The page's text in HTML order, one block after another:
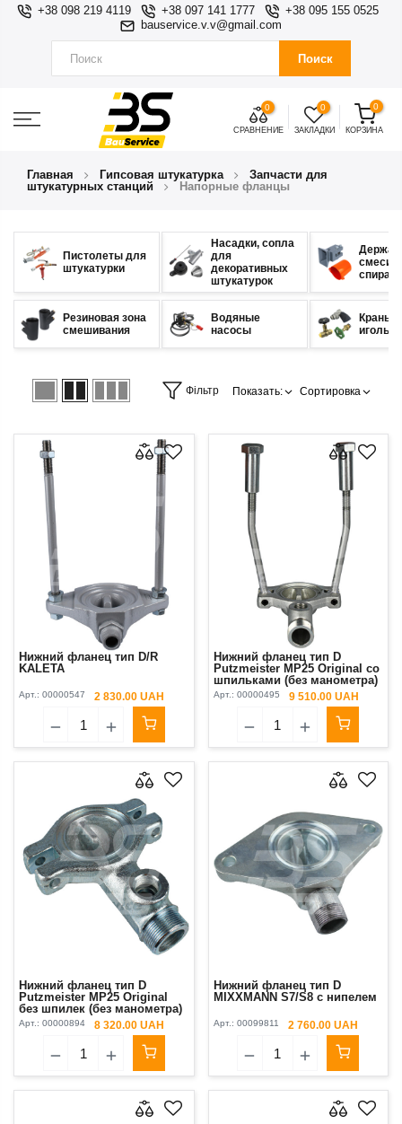
+38 098 219 4119 +38 097 141 1777
+38 095 155 0525
bauservice.v.v@gmail.com
Поиск
0
СРАВНЕНИЕ
0
ЗАКЛАДКИ
0
КОРЗИНА
Главная Гипсовая штукатурка
Запчасти для
штукатурных станций
Напорные фланцы
Пистолеты для
штукатурки
Насадки, сопла
для
декоративных
штукатурок
Резиновая зона
смешивания
Водяные
насосы
Краны
Фільтр Показать: Сортировка
Нижний фланец тип D/R
KALETA
Арт.: 00000547 2 830.00 UAH
Нижний фланец тип D
Putzmeister MP25 Original со
шпильками (без манометра)
Арт.: 00000495 9 510.00 UAH
Нижний фланец тип D
Putzmeister MP25 Original
без шпилек (без манометра)
Арт.: 00000894 8 320.00 UAH
Нижний фланец тип D
MIXXMANN S7/S8 с нипелем
Арт.: 00099811 2 760.00 UAH